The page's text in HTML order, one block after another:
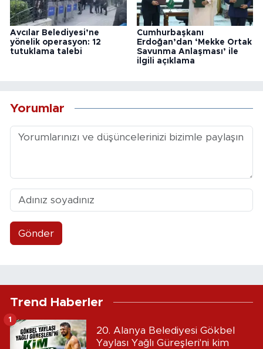
Avcılar Belediyesi’ne
yönelik operasyon: 12
tutuklama talebi
Cumhurbaşkanı
Erdoğan’dan ‘Mekke Ortak
Savunma Anlaşması’ ile
ilgili açıklama
Yorumlar
Gönder
Trend Haberler
20. Alanya Belediyesi Gökbel
Yaylası Yağlı Güreşleri'ni kim
1